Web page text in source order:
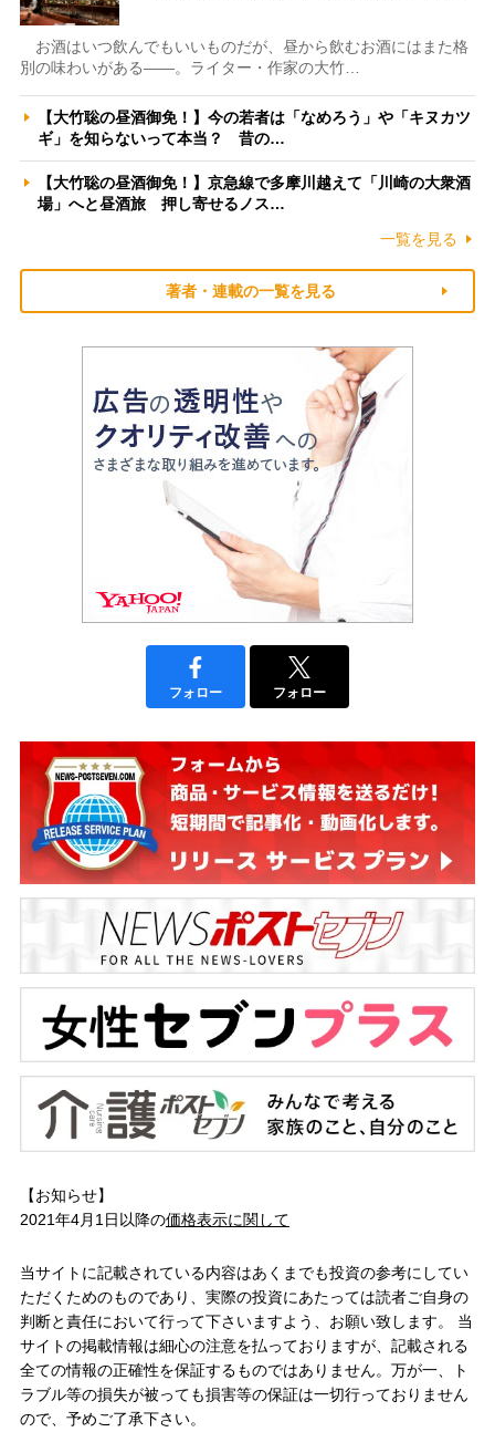
お酒はいつ飲んでもいいものだが、昼から飲むお酒にはまた格
別の味わいがある――。ライター・作家の大竹…
【大竹聡の昼酒御免！】今の若者は「なめろう」や「キヌカツ
ギ」を知らないって本当？ 昔の…
【大竹聡の昼酒御免！】京急線で多摩川越えて「川崎の大衆酒
場」へと昼酒旅 押し寄せるノス…
一覧を見る
著者・連載の一覧を見る
フォロー フォロー
【お知らせ】
2021年4月1日以降の価格表示に関して
当サイトに記載されている内容はあくまでも投資の参考にしてい
ただくためのものであり、実際の投資にあたっては読者ご自身の
判断と責任において行って下さいますよう、お願い致します。 当
サイトの掲載情報は細心の注意を払っておりますが、記載される
全ての情報の正確性を保証するものではありません。万が一、ト
ラブル等の損失が被っても損害等の保証は一切行っておりません
ので、予めご了承下さい。